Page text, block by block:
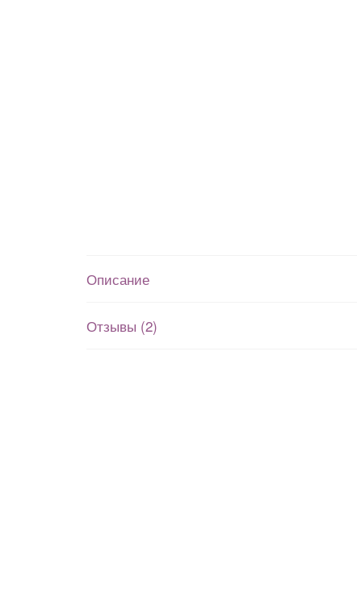
Описание
Отзывы (2)